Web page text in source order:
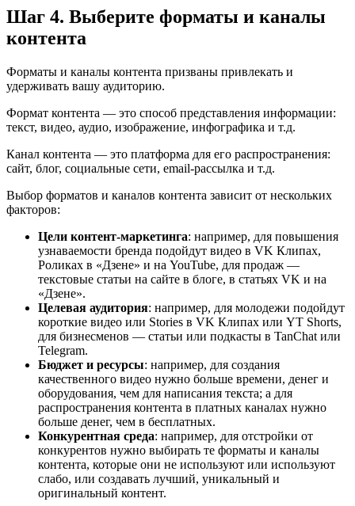
Шаг 4. Выберите форматы и каналы
контента
Форматы и каналы контента призваны привлекать и
удерживать вашу аудиторию.
Формат контента — это способ представления информации:
текст, видео, аудио, изображение, инфографика и т.д.
Канал контента — это платформа для его распространения:
сайт, блог, социальные сети, email-рассылка и т.д.
Выбор форматов и каналов контента зависит от нескольких
факторов:
Цели контент-маркетинга: например, для повышения
узнаваемости бренда подойдут видео в VK Клипах,
Роликах в «Дзене» и на YouTube, для продаж —
текстовые статьи на сайте в блоге, в статьях VK и на
«Дзене».
Целевая аудитория: например, для молодежи подойдут
короткие видео или Stories в VK Клипах или YT Shorts,
для бизнесменов — статьи или подкасты в TanChat или
Telegram.
Бюджет и ресурсы: например, для создания
качественного видео нужно больше времени, денег и
оборудования, чем для написания текста; а для
распространения контента в платных каналах нужно
больше денег, чем в бесплатных.
Конкурентная среда: например, для отстройки от
конкурентов нужно выбирать те форматы и каналы
контента, которые они не используют или используют
слабо, или создавать лучший, уникальный и
оригинальный контент.